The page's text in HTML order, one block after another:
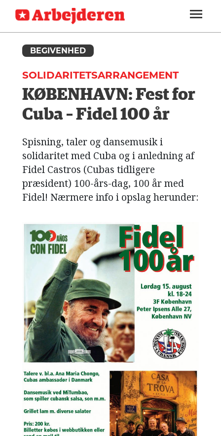
SEKTIONER
ARBEJDEREN
MENER
FAGLIGT
UDLAND
KULTUR
BLOGS
DEBAT
LÆSER
TIL
NAVNE
HISTORIE
TEORI
SOUNDCLOUD
ABONNER
LOG IND
OM
ARBEJDEREN
BEGIVENHED
SOLIDARITETSARRANGEMENT
KØBENHAVN: Fest for
Cuba – Fidel 100 år
Spisning, taler og dansemusik i
solidaritet med Cuba og i anledning af
Fidel Castros (Cubas tidligere
præsident) 100-års-dag, 100 år med
Fidel! Nærmere info i opslag herunder: